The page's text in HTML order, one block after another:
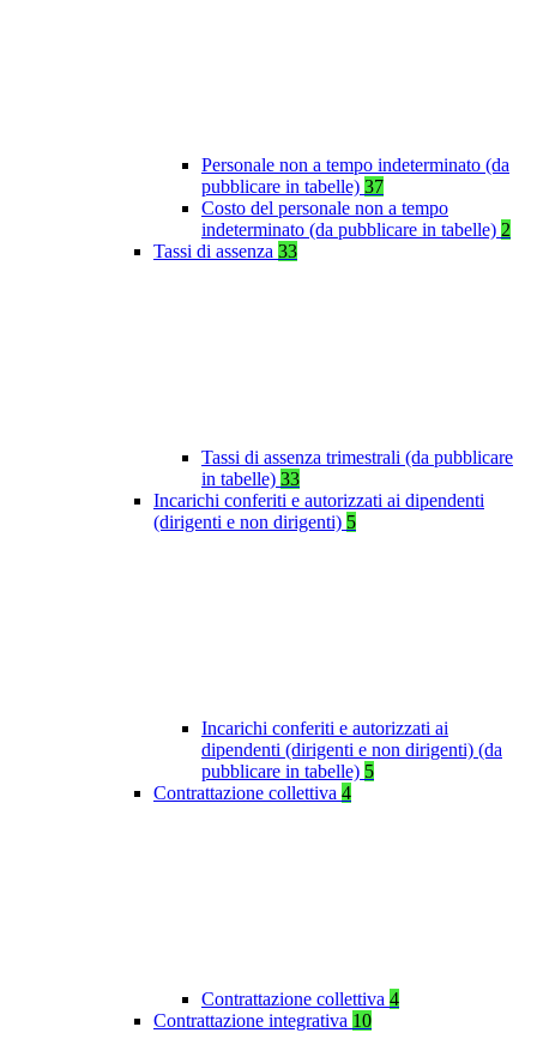
Personale non a tempo indeterminato (da
pubblicare in tabelle) 37
Costo del personale non a tempo
indeterminato (da pubblicare in tabelle) 2
Tassi di assenza 33
Tassi di assenza trimestrali (da pubblicare
in tabelle) 33
Incarichi conferiti e autorizzati ai dipendenti
(dirigenti e non dirigenti) 5
Incarichi conferiti e autorizzati ai
dipendenti (dirigenti e non dirigenti) (da
pubblicare in tabelle) 5
Contrattazione collettiva 4
Contrattazione collettiva 4
Contrattazione integrativa 10